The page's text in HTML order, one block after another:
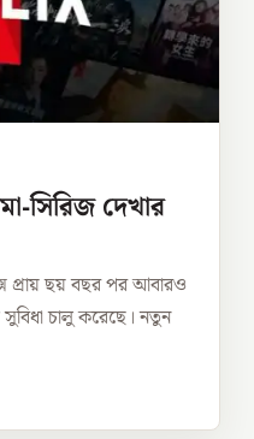
সিরিজ দেখার
প্রায় ছয় বছর পর আবারও
সুবিধা চালু করেছে। নতুন